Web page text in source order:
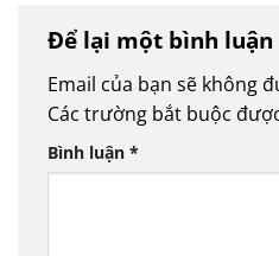
Để lại một bình luận
Email của bạn sẽ không
Các trường bắt buộc
Bình luận *